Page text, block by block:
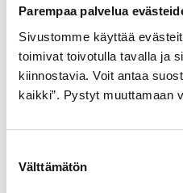
Parempaa palvelua
Sivustomme käyttää
toimivat toivotulla tavalla ja
kiinnostavia. Voit antaa
kaikki”. Pystyt muuttamaan
valinta
Välttämätön
Skicka recensionen
VARFÖR VM
Vi är auktoriserad